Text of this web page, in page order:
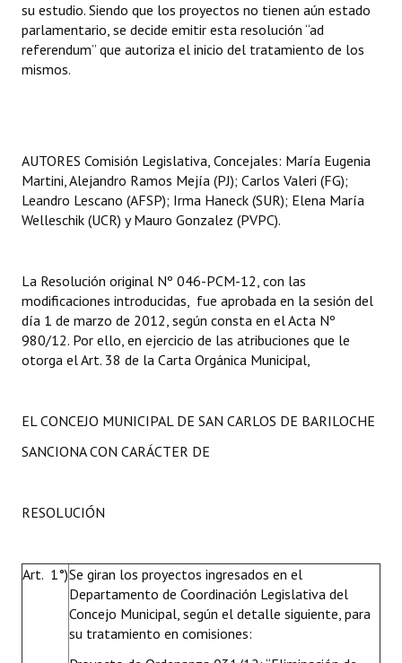
Ciudadano Ilustre - Registro
Banca del Vecino - Registro
Reconocimientos - Registro
Bariloche, Municipio intercultural
REFORMA DE LA CARTA ORGÁNICA
su estudio. Siendo que los proyectos no tienen aún estado
parlamentario, se decide emitir esta resolución “ad
referendum” que autoriza el inicio del tratamiento de los
mismos.
AUTORES Comisión Legislativa, Concejales: María Eugenia
Martini, Alejandro Ramos Mejía (PJ); Carlos Valeri (FG);
Leandro Lescano (AFSP); Irma Haneck (SUR); Elena María
Welleschik (UCR) y Mauro Gonzalez (PVPC).
La Resolución original Nº 046-PCM-12, con las
modificaciones introducidas, fue aprobada en la sesión del
día 1 de marzo de 2012, según consta en el Acta Nº
980/12. Por ello, en ejercicio de las atribuciones que le
otorga el Art. 38 de la Carta Orgánica Municipal,
EL CONCEJO MUNICIPAL DE SAN CARLOS DE BARILOCHE
SANCIONA CON CARÁCTER DE
RESOLUCIÓN
Art. 1°)Se giran los proyectos ingresados en el
Departamento de Coordinación Legislativa del
Concejo Municipal, según el detalle siguiente, para
su tratamiento en comisiones: